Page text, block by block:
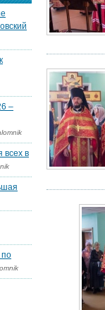
–
всех в
по